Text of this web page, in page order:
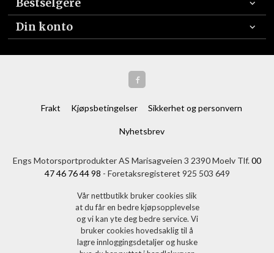
Bestselgere
Din konto
Frakt Kjøpsbetingelser Sikkerhet og personvern
Nyhetsbrev
Engs Motorsportprodukter AS Marisagveien 3 2390 Moelv Tlf.00
47 46 76 44 98 - Foretaksregisteret 925 503 649
Vår nettbutikk bruker cookies slik
at du får en bedre kjøpsopplevelse
og vi kan yte deg bedre service. Vi
bruker cookies hovedsaklig til å
lagre innloggingsdetaljer og huske